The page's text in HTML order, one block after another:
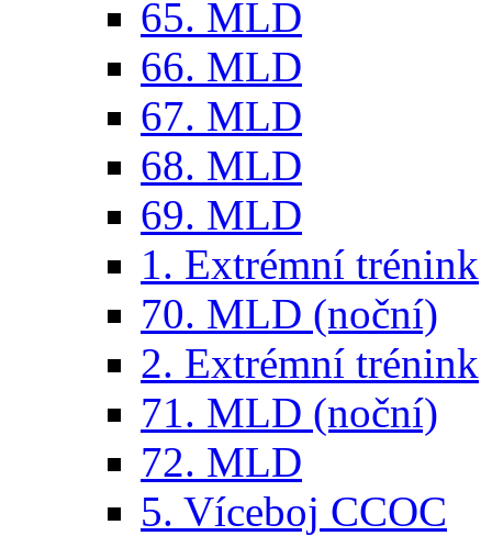
65. MLD
66. MLD
67. MLD
68. MLD
69. MLD
1. Extrémní trénink
70. MLD (noční)
2. Extrémní trénink
71. MLD (noční)
72. MLD
5. Víceboj CCOC